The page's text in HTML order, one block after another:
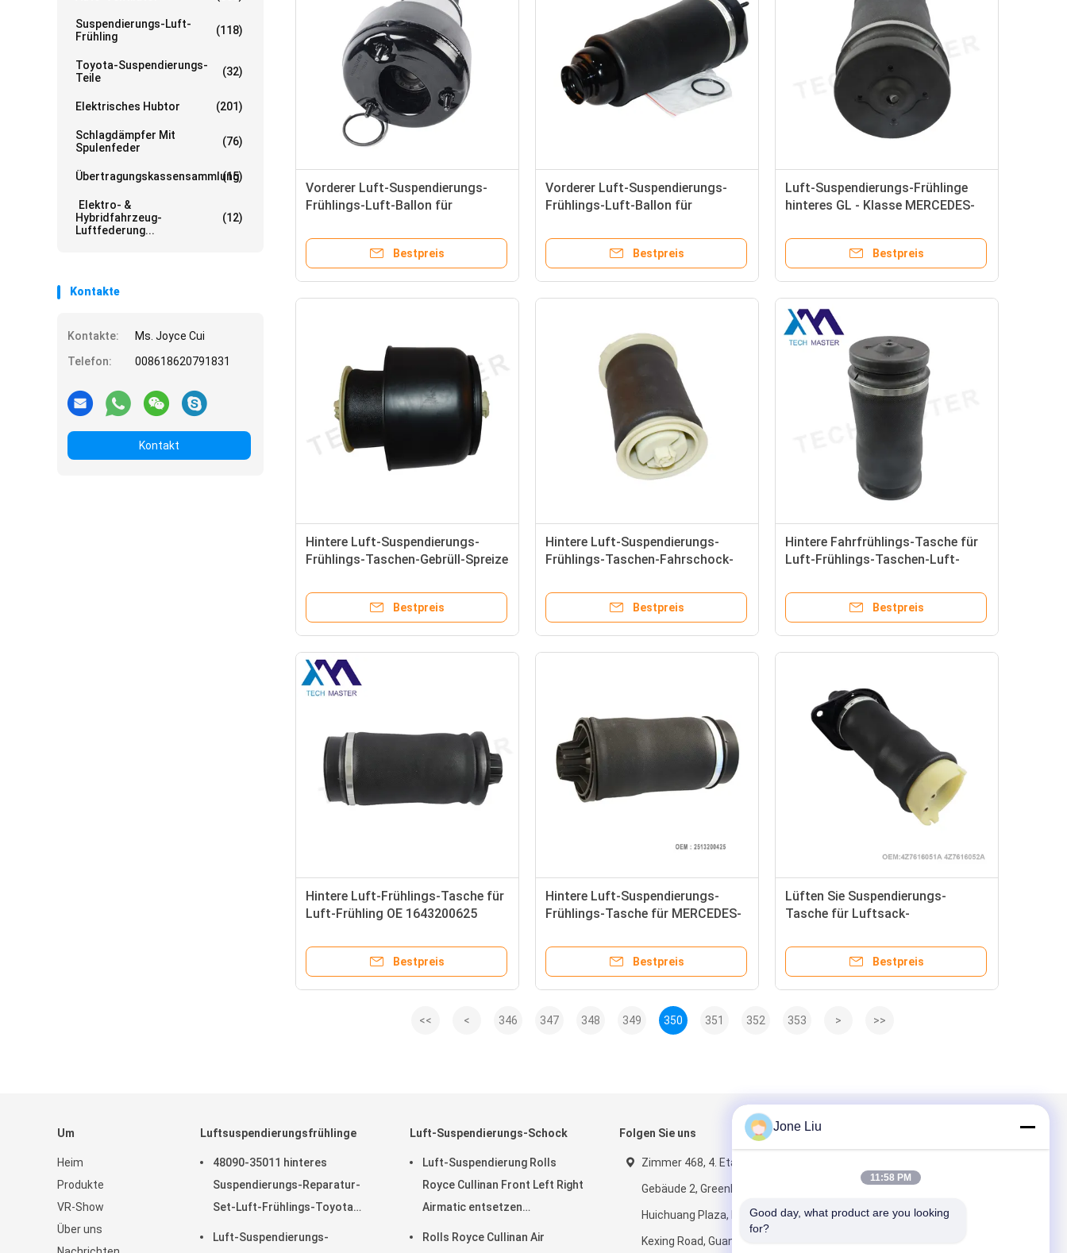
Suspendierungs-Luft-
Frühling
(118)
Toyota-Suspendierungs-
Teile
(32)
Elektrisches Hubtor (201)
Schlagdämpfer Mit
Spulenfeder
(76)
Übertragungskassensammlung
(15)
Elektro- &
Hybridfahrzeug-
Luftfederung...
(12)
Kontakte
Kontakte:
Ms. Joyce Cui
Telefon:
008618620791831
Kontakt
Vorderer Luft-Suspendierungs-
Frühlings-Luft-Ballon für
2213204913
Bestpreis
Vorderer Luft-Suspendierungs-
Frühlings-Luft-Ballon für
2513203113 251 320 31 13
Bestpreis
Luft-Suspendierungs-Frühlinge
hinteres GL - Klasse MERCEDES-
320 1025
Bestpreis
Hintere Luft-Suspendierungs-
Frühlings-Taschen-Gebrüll-Spreize
37106781827 37106781828
Bestpreis
Hintere Luft-Suspendierungs-
Frühlings-Taschen-Fahrschock-
37126790078 37126790081
37126790082
Bestpreis
Hintere Fahrfrühlings-Tasche für
Luft-Frühlings-Taschen-Luft-
MERCEDES-BENZ GL Klassen-
Bestpreis
Hintere Luft-Frühlings-Tasche für
Luft-Frühling OE 1643200625
1643200925 1643200225
Bestpreis
Hintere Luft-Suspendierungs-
Frühlings-Tasche für MERCEDES-
Bestpreis
Lüften Sie Suspendierungs-
Tasche für Luftsack-
4Z7616052A Audis A6 C5 4B
Bestpreis
<< < 346 347 348 349 350 351 352 353 > >>
Um
Heim
Produkte
VR-Show
Über uns
Luftsuspendierungsfrühlinge
48090-35011 hinteres
Suspendierungs-Reparatur-
Set-Luft-Frühlings-Toyota
Luft-Suspendierungs-
Luft-Suspendierungs-Schock
Luft-Suspendierung Rolls
Royce Cullinan Front Left Right
Airmatic entsetzen
Rolls Royce Cullinan Air
Folgen Sie uns
Zimmer 468, 4. Etage,
Gebäude 2, Greenland
Huichuang Plaza, Nr. 6
Kexing Road, Guangzhou
Mailen Sie uns
Jone Liu
11:58 PM
Good day, what product are you looking
for?